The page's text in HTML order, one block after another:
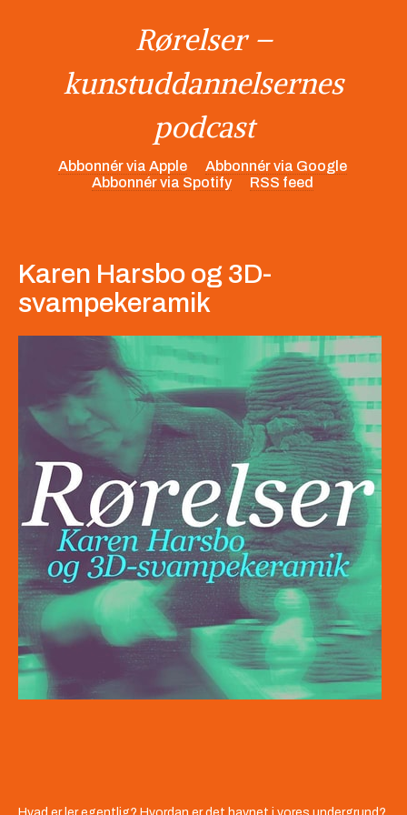
Rørelser –
kunstuddannelsernes
podcast
Abbonnér via Apple
Abbonnér via Google
Abbonnér via Spotify
RSS feed
Karen Harsbo og 3D-
svampekeramik